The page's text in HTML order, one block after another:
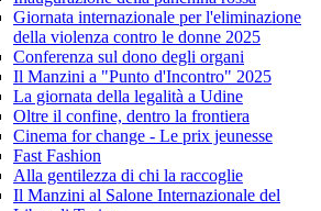
Giornata internazionale per l'eliminazione
della violenza contro le donne 2025
Conferenza sul dono degli organi
Il Manzini a "Punto d'Incontro" 2025
La giornata della legalità a Udine
Oltre il confine, dentro la frontiera
Cinema for change - Le prix jeunesse
Fast Fashion
Alla gentilezza di chi la raccoglie
Il Manzini al Salone Internazionale del